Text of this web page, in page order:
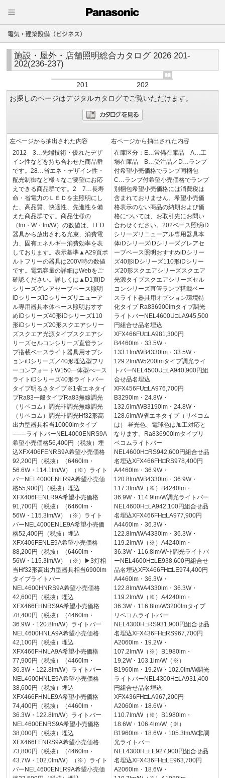
電気・建築設備（ビジネス）
施設・屋外・店舗照明総合カタログ 2026 201-
202(236-237)
201
202
お探しのページはデジタルカタログでご覧いただけます。
左ページから抽出された内容
2012 3…先端技術・優れたデザ
イン性などを持ち合わせた商品群
です。28…省エネ・デザイン性・
配光制御など様々なご要望にお応
えできる商品群です。2 7…長寿
命・省電力のＬＥＤを主照明にし
た、高品質、快適性、先進性を備
えた商品群です。商品仕様の
（lm・W・lm/W）の数値は、LED
器具から放出される光束、消費電
力、固有エネルギー消費効率を表
しております。表示基準▲A29頁ボ
ルトフリーの器具は200V時の数値
です。電気容量の詳細はWebをご
確認ください。詳しくは▲D1頁iD
シリーズグレアセーブベース照明
iDシリーズiDシリーズリニューア
ル専用器具本体ベース照明おすす
めiDシリーズ40形iDシリーズ110
形iDシリーズ20形スクエアシリー
ズスクエア光源タイプスクエアシ
リーズセルコンシリーズ直管ラン
プ搭載ベースライト器具用オプシ
ョンiDシリーズ／40形埋込型フリ
ーコンフォートW150一体型べース
ライトiDシリーズ40形ライトバー
タイプ明るさタイプ※1省エネタイ
プRa83一般タイプRa83無線調光
（リベコム）調光非調光無線調光
（リベコム）調光非調光Hf32形高
出力型器具相当10000lmタイプ
───ライトバーNEL4000ENRS9A
希望小売価格56,400円（税抜）埋
込XFX406FENRS9A希望小売価格
92,200円（税抜）（6460lm・
56.6W・114.1lm/W）（※）ライト
バーNEL4000ENLR9A希望小売価
格55,900円（税抜）埋込
XFX406FENLR9A希望小売価格
91,700円（税抜）（6460lm・
56W・115.3lm/W）（※）ライト
バーNEL4000ENLE9A希望小売価
格52,400円（税抜）埋込
XFX406FENLE9A希望小売価格
88,200円（税抜）（6460lm・
56W・115.3lm/W）（※）▶3灯相
当Hf32形高出力型器具相当6900lm
タイプライトバー
NEL4600HNRS9A希望小売価格
42,600円（税抜）埋込
XFX466FHNRS9A希望小売価格
78,400円（税抜）（4460lm・
36.9W・120.8lm/W）ライトバー
NEL4600HNLA9A希望小売価格
42,100円（税抜）埋込
XFX466FHNLA9A希望小売価格
77,900円（税抜）（4460lm・
36.3W・122.8lm/W）ライトバー
NEL4600HNLE9A希望小売価格
38,600円（税抜）埋込
XFX466FHNLE9A希望小売価格
74,400円（税抜）（4460lm・
36.3W・122.8lm/W）ライトバー
NEL4600ENRS9A希望小売価格
38,000円（税抜）埋込
XFX466FENRS9A希望小売価格
73,800円（税抜）（4460lm・
43.7W・102.0lm/W）（※）ライト
バーNEL4600ENLR9A希望小売価
右ページから抽出された内容
在庫区分：E…常備在庫品 A…工
場在庫品 B…受注品／D…ランプ
付希望小売価格でランプ同梱包
C…ランプ付希望小売価格でランプ
別梱包希望小売価格には消費税は
含まれておりません。希望小売価
格表示のない商品の納期および価
格については、お取引先にお問い
合わせください。202ベース照明iD
シリーズリニューアル専用器具本
体iDシリーズiDシリーズグレアセ
ーブベース照明おすすめiDシリー
ズ40形iDシリーズ110形iDシリー
ズ20形スクエアシリーズスクエア
光源タイプスクエアシリーズセル
コンシリーズ直管ランプ搭載ベー
スライト器具用オプション環境特
化タイプ Ra836900lmタイプ調光
ライトバーNEL4600U□LA945,500
円組合せ品名埋込
XFX466FU□LA981,300円
B4460lm・33.5W・
133.1lm/WB4330lm・33.5W・
129.2lm/W5200lmタイプ調光ライ
トバーNEL4500U□LA940,900円組
合せ品名埋込
XFX456FU□LA976,700円
B3290lm・24.8W・
132.6lm/WB3190lm・24.8W・
128.6lm/W省エネタイプ（リベコム
は） 昼光色、電球色は加工対応と
なります。Ra836900lmタイプリ
ベコムライトバー
NEL4600H□RS942,600円組合せ品
名埋込XFX466FH□RS978,400円
A4460lm・36.9W・
120.8lm/WB4330lm・36.9W・
117.3lm/W（※）B4240lm・
36.9W・114.9lm/W調光ライトバー
NEL4600H□LA942,100円組合せ品
名埋込XFX466FH□LA977,900円
A4460lm・36.3W・
122.8lm/WA4330lm・36.3W・
119.2lm/W（※）A4240lm・
36.3W・116.8lm/W非調光ライトバ
ーNEL4600H□LE938,600円組合せ
品名埋込XFX466FH□LE974,400円
A4460lm・36.3W・
122.8lm/WA4330lm・36.3W・
119.2lm/W（※）A4240lm・
36.3W・116.8lm/W3200lmタイプ
リベコムライトバー
NEL4300H□RS931,900円組合せ品
名埋込XFX436FH□RS967,700円
A2060lm・19.2W・
107.2lm/W（※）B1980lm・
19.2W・103.1lm/W（※）
B1960lm・19.2W・102.0lm/W調光
ライトバーNEL4300H□LA931,400
円組合せ品名埋込
XFX436FH□LA967,200円
A2060lm・18.6W・
110.7lm/W（※）B1980lm・
18.6W・106.4lm/W（※）
B1960lm・18.6W・105.3lm/W非調
光ライトバー
NEL4300H□LE927,900円組合せ品
名埋込XFX436FH□LE963,700円
A2060lm・18.6W・